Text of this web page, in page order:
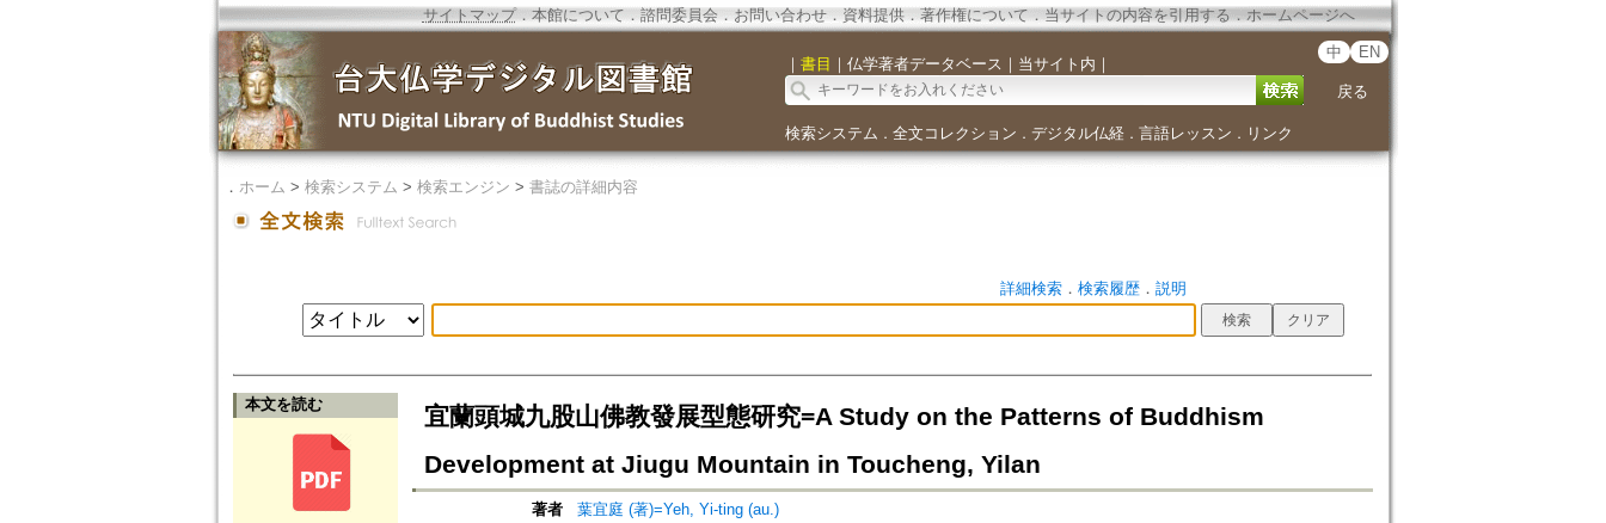
サイトマップ．本館について ． 諮問委員会． お問い合わせ． 資料提供． 著作権について．当サイトの内容を引用する ． ホームページへ
｜ 書目 ｜ 仏学著者データベース ｜ 当サイト内 ｜
中 EN
戻る
検索システム ． 全文コレクション ． デジタル仏経． 言語レッスン ． リンク
． ホーム > 検索システム > 検索エンジン > 書誌の詳細内容
詳細検索． 検索履歴． 説明
本文を読む
宜蘭頭城九股山佛教發展型態研究=A Study on the Patterns of Buddhism
Development at Jiugu Mountain in Toucheng, Yilan
著者
葉宜庭 (著)=Yeh, Yi-ting (au.)